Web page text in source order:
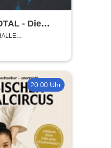
- Die
Hitparade
20:00 Uhr